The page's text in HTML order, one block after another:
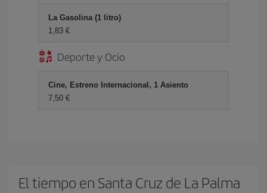
La Gasolina (1 litro)
1,83 €
Deporte y Ocio
Cine, Estreno Internacional, 1 Asiento
7,50 €
El tiempo en Santa Cruz de La Palma